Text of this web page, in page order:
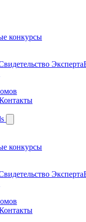
конкурсы
Эксперта
конкурсы
Эксперта